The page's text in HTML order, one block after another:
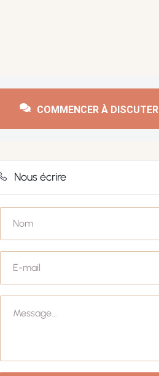
COMMENCER À DISCUTER
Nous écrire